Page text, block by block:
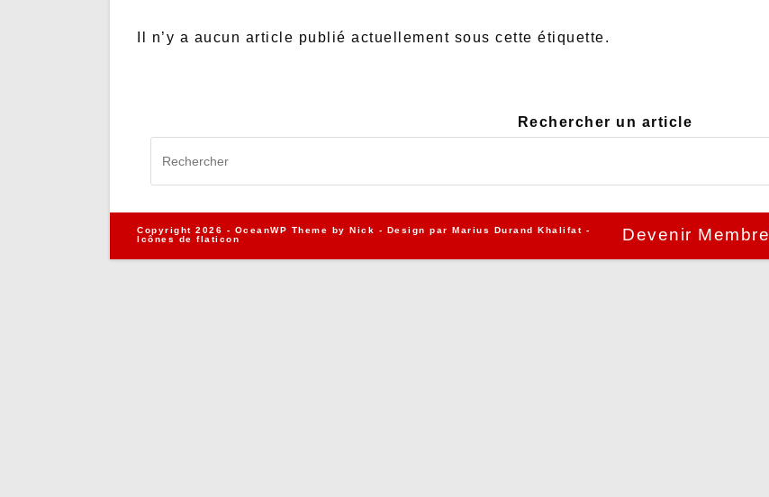
Il n’y a aucun article publié actuellement sous cette étiquette.
Rechercher un article
Devenir Membre
Copyright 2026 - OceanWP Theme by Nick - Design par Marius Durand Khalifat -
Icônes de flaticon